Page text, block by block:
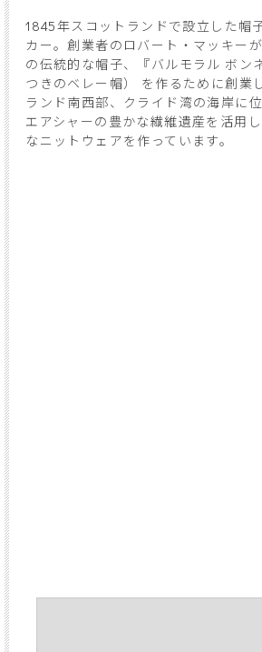
1845年スコットランドで設立した帽
カー。創業者のロバート・マッキー
の伝統的な帽子、『バルモラル ボン
つきのベレー帽） を作るために創業
ランド南西部、クライド湾の海岸に
エアシャーの豊かな繊維遺産を活用
なニットウェアを作っています。